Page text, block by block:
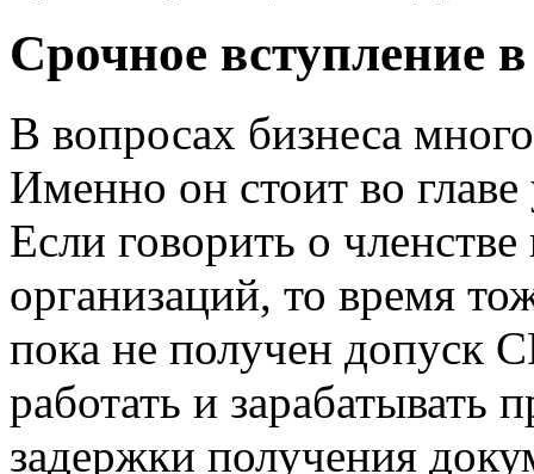
Срочное вступление
В вопросах бизнеса
Именно он стоит во
Если говорить о
организаций, то время
пока не получен допуск
работать и
задержки получения